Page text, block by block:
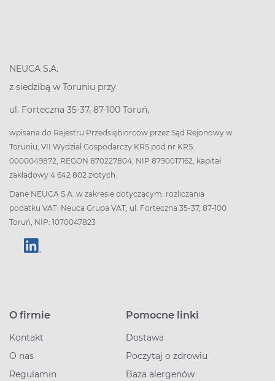
NEUCA S.A.
z siedzibą w Toruniu przy
ul. Forteczna 35-37, 87-100 Toruń,
wpisana do Rejestru Przedsiębiorców przez Sąd Rejonowy w
Toruniu, VII Wydział Gospodarczy KRS pod nr KRS:
0000049872, REGON 870227804, NIP 8790017162, kapitał
zakładowy 4 642 802 złotych.
Dane NEUCA S.A. w zakresie dotyczącym: rozliczania
podatku VAT: Neuca Grupa VAT, ul. Forteczna 35-37, 87-100
Toruń, NIP: 1070047823
O firmie
Kontakt
O nas
Regulamin
Pomocne linki
Dostawa
Poczytaj o zdrowiu
Baza alergenów